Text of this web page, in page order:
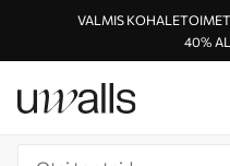
VALMIS
40%